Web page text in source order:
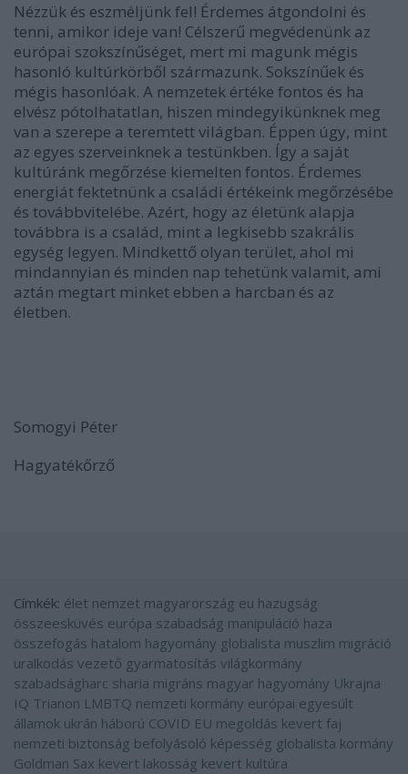
Nézzük és eszméljünk fel! Érdemes átgondolni és
tenni, amikor ideje van! Célszerű megvédenünk az
európai szokszínűséget, mert mi magunk mégis
hasonló kultúrkörből származunk. Sokszínűek és
mégis hasonlóak. A nemzetek értéke fontos és ha
elvész pótolhatatlan, hiszen mindegyikünknek meg
van a szerepe a teremtett világban. Éppen úgy, mint
az egyes szerveinknek a testünkben. Így a saját
kultúránk megőrzése kiemelten fontos. Érdemes
energiát fektetnünk a családi értékeink megőrzésébe
és továbbvitelébe. Azért, hogy az életünk alapja
továbbra is a család, mint a legkisebb szakrális
egység legyen. Mindkettő olyan terület, ahol mi
mindannyian és minden nap tehetünk valamit, ami
aztán megtart minket ebben a harcban és az
életben.
Somogyi Péter
Hagyatékőrző
Címkék: élet nemzet magyarország eu hazugság
összeesküvés európa szabadság manipuláció haza
összefogás hatalom hagyomány globalista muszlim migráció
uralkodás vezető gyarmatosítás világkormány
szabadságharc sharia migráns magyar hagyomány Ukrajna
IQ Trianon LMBTQ nemzeti kormány európai egyesült
államok ukrán háború COVID EU megoldás kevert faj
nemzeti biztonság befolyásoló képesség globalista kormány
Goldman Sax kevert lakosság kevert kultúra